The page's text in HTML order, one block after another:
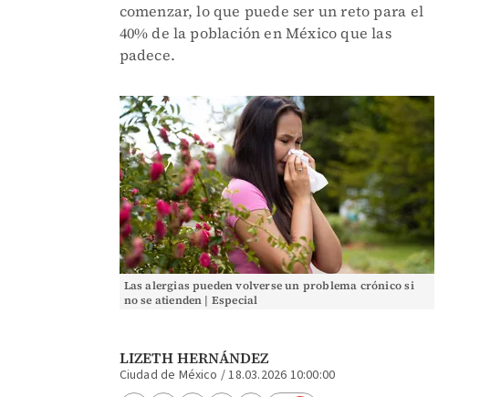
comenzar, lo que puede ser un reto para el
40% de la población en México que las
padece.
Las alergias pueden volverse un problema crónico si
no se atienden | Especial
LIZETH HERNÁNDEZ
Ciudad de México /18.03.2026 10:00:00